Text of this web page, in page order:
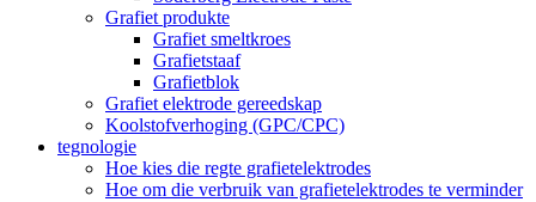
Grafiet produkte
Grafiet smeltkroes
Grafietstaaf
Grafietblok
Grafiet elektrode gereedskap
Koolstofverhoging (GPC/CPC)
tegnologie
Hoe kies die regte grafietelektrodes
Hoe om die verbruik van grafietelektrodes te verminder